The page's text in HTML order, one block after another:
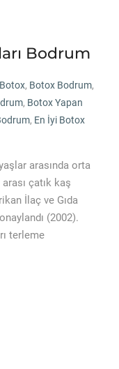
Bodrum
, Botox Bodrum,
, Botox Yapan
, En İyi Botox
arasında orta
çatık kaş
İlaç ve Gıda
(2002).
terleme